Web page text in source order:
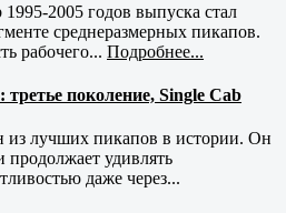
2005 годов выпуска стал
среднеразмерных пикапов.
рабочего... Подробнее...
поколение, Single Cab
лучших пикапов в истории. Он
продолжает удивлять
даже через...